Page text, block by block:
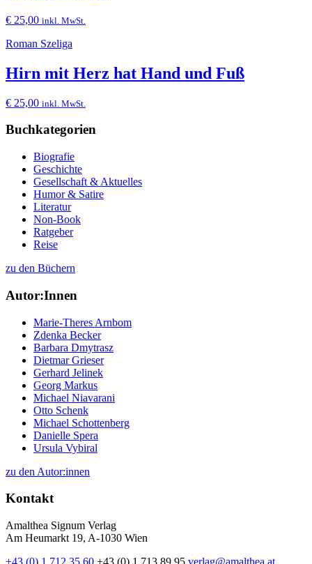
€ 25,00 inkl. MwSt.
Roman Szeliga
Hirn mit Herz hat Hand und Fuß
€ 25,00 inkl. MwSt.
Buchkategorien
Biografie
Geschichte
Gesellschaft & Aktuelles
Humor & Satire
Literatur
Non-Book
Ratgeber
Reise
zu den Büchern
Autor:Innen
Marie-Theres Arnbom
Zdenka Becker
Barbara Dmytrasz
Dietmar Grieser
Gerhard Jelinek
Georg Markus
Michael Niavarani
Otto Schenk
Michael Schottenberg
Danielle Spera
Ursula Vybiral
zu den Autor:innen
Kontakt
Amalthea Signum Verlag
Am Heumarkt 19, A-1030 Wien
+43 (0) 1 712 35 60 +43 (0) 1 713 89 95 verlag@amalthea.at